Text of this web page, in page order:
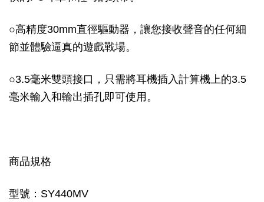
○高精度30mm直徑驅動器，讓您接收聲音的任何細
節並體驗逼真的遊戲戰場。
○3.5毫米雙頭接口，只需將耳機插入計算機上的3.5
毫米輸入和輸出插孔即可使用。
商品規格
型號：SY440MV